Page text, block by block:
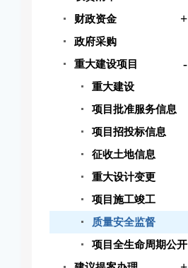
财政资金
+
政府采购
重大建设项目
-
重大建设
项目批准服务信息
项目招投标信息
征收土地信息
重大设计变更
项目施工竣工
质量安全监督
项目全生命周期公开